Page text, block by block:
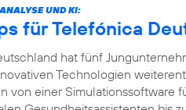
UND KI:
für Telefónica
hat fünf
Technologien
von einer Simulationssoftware